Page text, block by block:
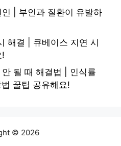
| 부인과 질환이 유발하
해결 | 큐베이스 지연 시
!
될 때 해결법 | 인식률
꿀팁 공유해요!
© 2026